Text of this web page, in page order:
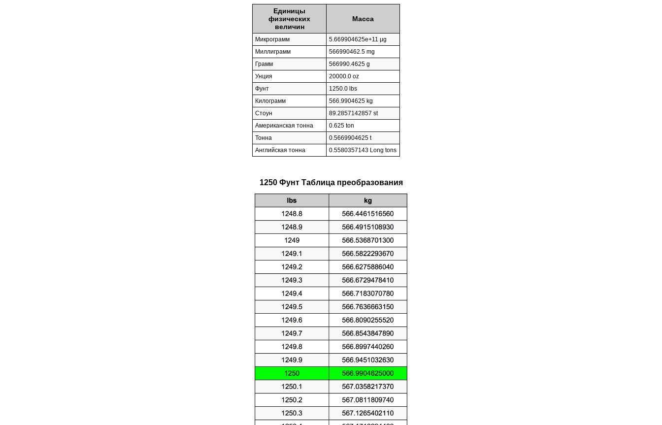
Единицы
физических
величин
Масса
Микрограмм
5.669904625e+11 µg
Миллиграмм
566990462.5 mg
Грамм
566990.4625 g
Унция
20000.0 oz
Фунт
1250.0 lbs
Килограмм
566.9904625 kg
Стоун
89.2857142857 st
Американская тонна
0.625 ton
Тонна
0.5669904625 t
Английская тонна
0.5580357143 Long tons
1250 Фунт Таблица преобразования